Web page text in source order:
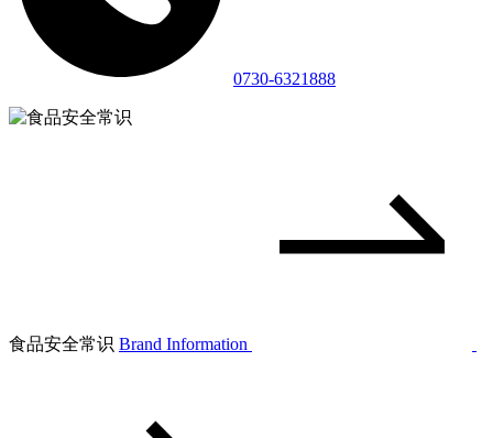
0730-6321888
食品安全常识 Brand Information